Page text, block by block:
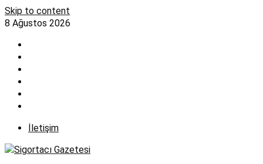
Skip to content
8 Ağustos 2026
İletişim